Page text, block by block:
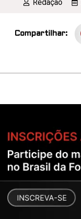
Redação
Compartilhar: